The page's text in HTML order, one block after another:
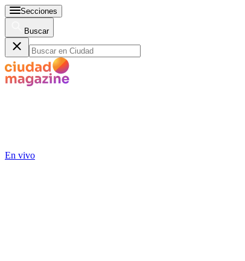
Secciones
Buscar
En vivo